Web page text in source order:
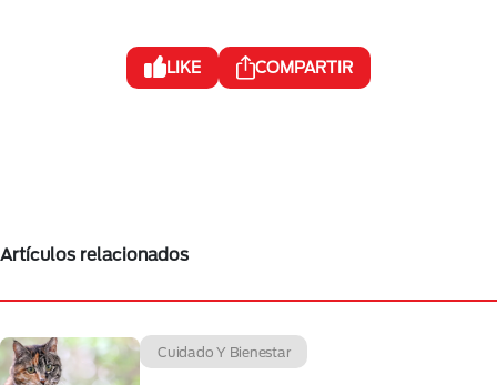
LIKE COMPARTIR
Artículos relacionados
Cuidado Y Bienestar